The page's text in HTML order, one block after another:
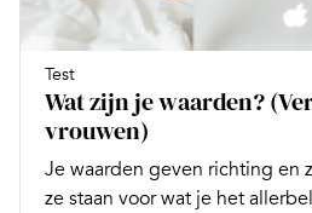
Test
Wat zijn je waarden?
vrouwen)
Je waarden geven richting en
ze staan voor wat je het